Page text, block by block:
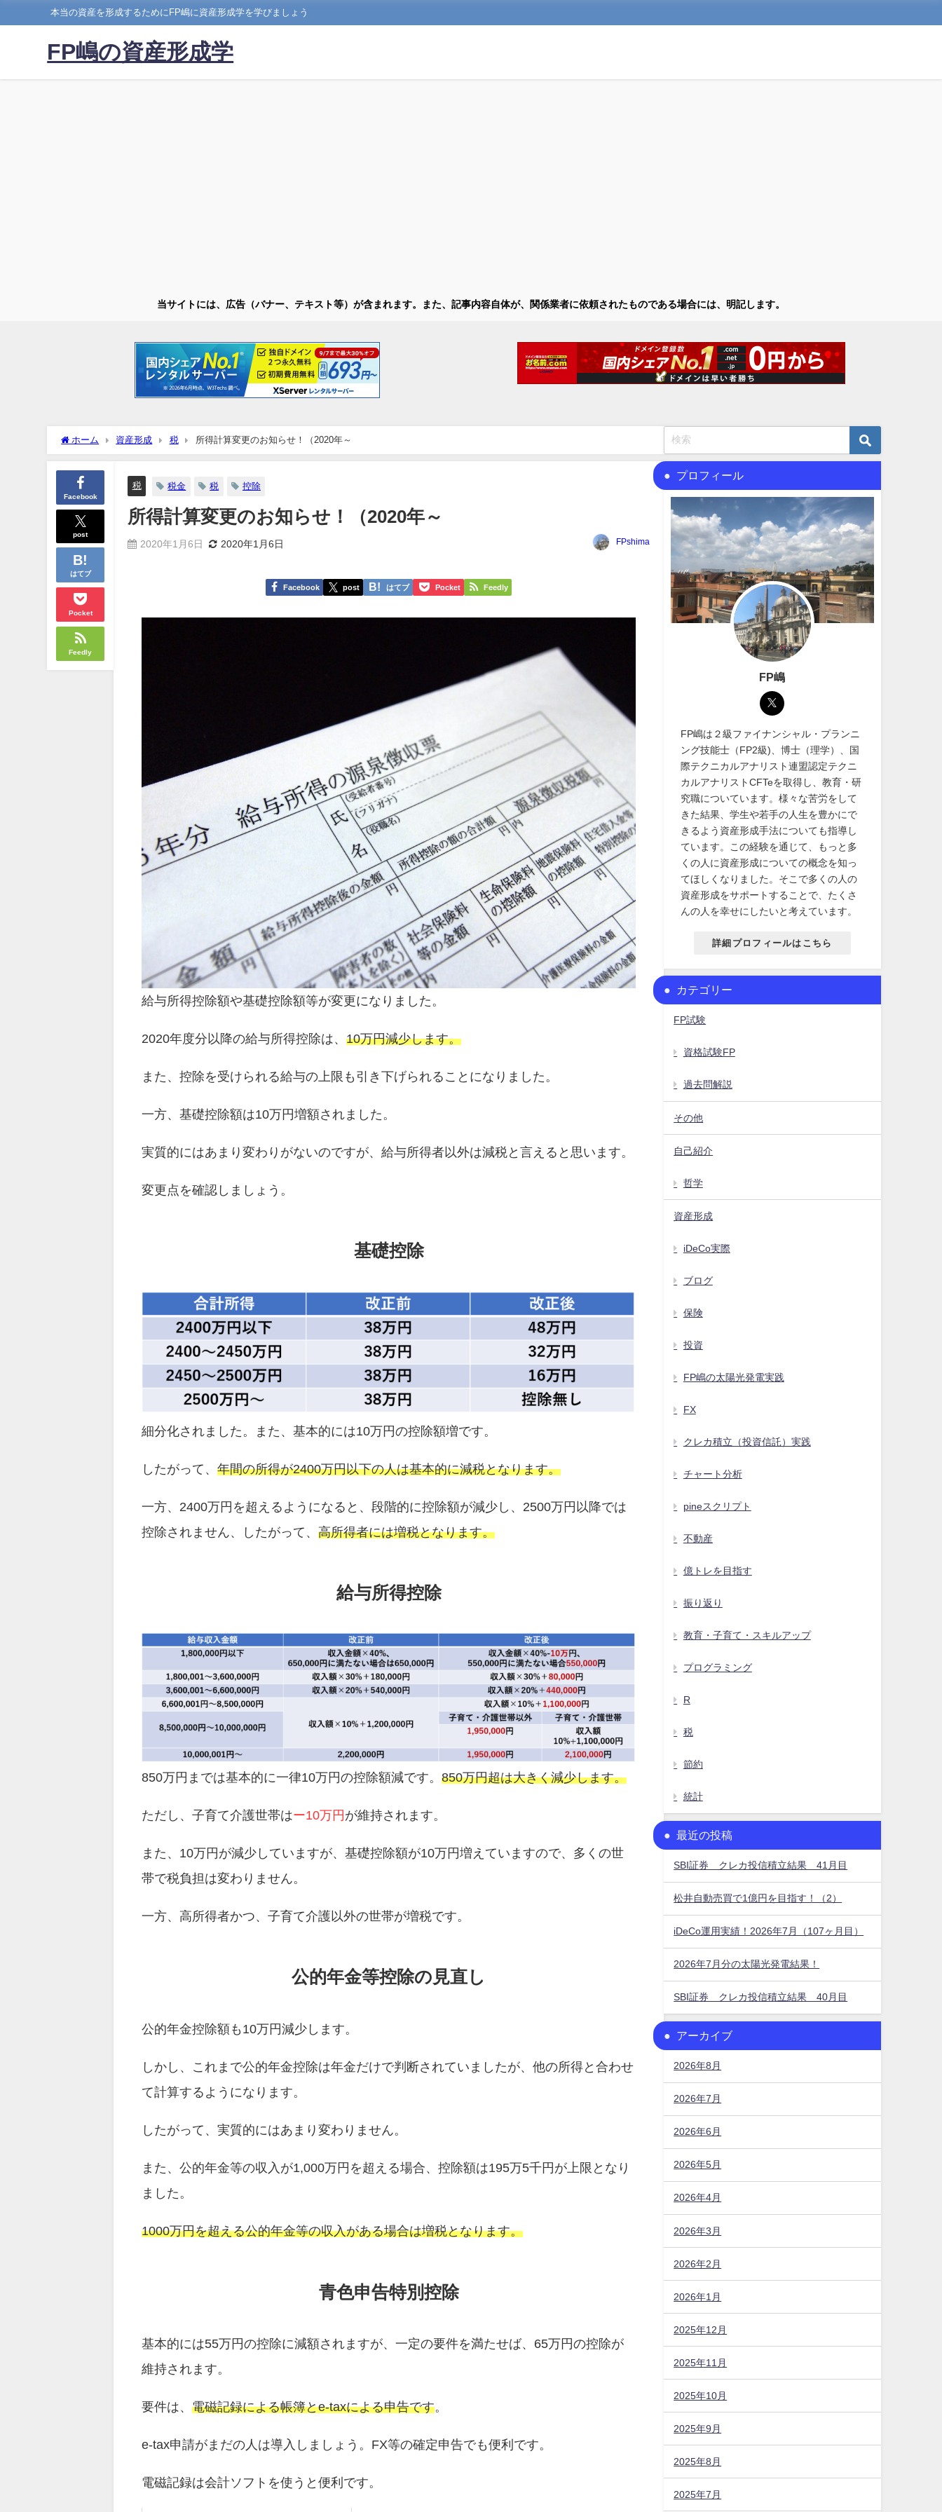
本当の資産を形成するためにFP嶋に資産形成学を学びましょう
FP嶋の資産形成学
当サイトには、広告（バナー、テキスト等）が含まれます。また、記事内容自体が、関係業者に依頼されたものである場合には、明記します。
ホーム 資産形成 税 所得計算変更のお知らせ！（2020年～
Facebook
post
はてブ
Pocket
Feedly
税 税金 税 控除
所得計算変更のお知らせ！（2020年～
2020年1月6日 2020年1月6日 FPshima
Facebook post はてブ Pocket Feedly
給与所得控除額や基礎控除額等が変更になりました。
2020年度分以降の給与所得控除は、10万円減少します。
また、控除を受けられる給与の上限も引き下げられることになりました。
一方、基礎控除額は10万円増額されました。
実質的にはあまり変わりがないのですが、給与所得者以外は減税と言えると思います。
変更点を確認しましょう。
基礎控除
細分化されました。また、基本的には10万円の控除額増です。
したがって、年間の所得が2400万円以下の人は基本的に減税となります。
一方、2400万円を超えるようになると、段階的に控除額が減少し、2500万円以降では
控除されません、したがって、高所得者には増税となります。
給与所得控除
850万円までは基本的に一律10万円の控除額減です。850万円超は大きく減少します。
ただし、子育て介護世帯はー10万円 が維持されます。
また、10万円が減少していますが、基礎控除額が10万円増えていますので、多くの世
帯で税負担は変わりません。
一方、高所得者かつ、子育て介護以外の世帯が増税です。
公的年金等控除の見直し
公的年金控除額も10万円減少します。
しかし、これまで公的年金控除は年金だけで判断されていましたが、他の所得と合わせ
て計算するようになります。
したがって、実質的にはあまり変わりません。
また、公的年金等の収入が1,000万円を超える場合、控除額は195万5千円が上限となり
ました。
1000万円を超える公的年金等の収入がある場合は増税となります。
青色申告特別控除
基本的には55万円の控除に減額されますが、一定の要件を満たせば、65万円の控除が
維持されます。
要件は、電磁記録による帳簿とe-taxによる申告です。
e-tax申請がまだの人は導入しましょう。FX等の確定申告でも便利です。
電磁記録は会計ソフトを使うと便利です。
プロフィール
FP嶋
FP嶋は２級ファイナンシャル・プランニ
ング技能士（FP2級)、博士（理学）、国
際テクニカルアナリスト連盟認定テクニ
カルアナリストCFTeを取得し、教育・研
究職についています。様々な苦労をして
きた結果、学生や若手の人生を豊かにで
きるよう資産形成手法についても指導し
ています。この経験を通じて、もっと多
くの人に資産形成についての概念を知っ
てほしくなりました。そこで多くの人の
資産形成をサポートすることで、たくさ
んの人を幸せにしたいと考えています。
詳細プロフィールはこちら
カテゴリー
FP試験
資格試験FP
過去問解説
その他
自己紹介
哲学
資産形成
iDeCo実際
ブログ
保険
投資
FP嶋の太陽光発電実践
FX
クレカ積立（投資信託）実践
チャート分析
pineスクリプト
不動産
億トレを目指す
振り返り
教育・子育て・スキルアップ
プログラミング
R
税
節約
統計
最近の投稿
SBI証券 クレカ投信積立結果 41月目
松井自動売買で1億円を目指す！（2）
iDeCo運用実績！2026年7月（107ヶ月目）
2026年7月分の太陽光発電結果！
SBI証券 クレカ投信積立結果 40月目
アーカイブ
2026年8月
2026年7月
2026年6月
2026年5月
2026年4月
2026年3月
2026年2月
2026年1月
2025年12月
2025年11月
2025年10月
2025年9月
2025年8月
2025年7月